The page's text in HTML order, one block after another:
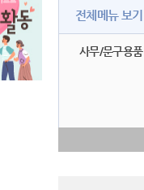
전체메뉴 보기
사무/문구용품